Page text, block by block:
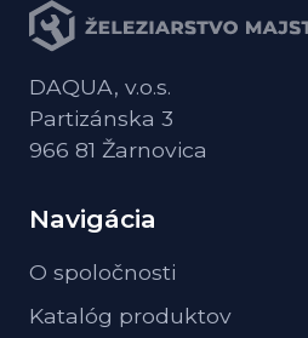
DAQUA, v.o.s.
Partizánska 3
966 81 Žarnovica
Navigácia
O spoločnosti
Katalóg produktov